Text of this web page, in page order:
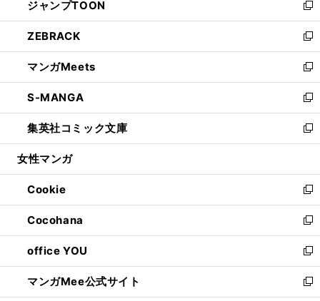
く
で
開
く
ド
ウ
で
開
く
ィ
ン
ド
ウ
で
開
く
い
ウ
ィ
ン
ド
ウ
で
開
く
ジャンプTOON
新
し
い
ウ
ィ
ン
ド
ウ
で
開
ZEBRACK
新
し
い
ウ
ィ
ン
ド
ウ
開
く
マンガMeets
新
し
い
ウ
ィ
ン
ウ
で
開
く
S-MANGA
新
し
い
ウ
ン
ド
ウ
で
開
く
集英社コミック文庫
新
し
ウ
ィ
ン
ド
ウ
で
開
く
女性マンガ
Cookie
新
し
い
ウ
ィ
ン
ド
ウ
Cocohana
新
し
い
ウ
ィ
ン
office YOU
新
し
い
マンガMee公式サイト
新